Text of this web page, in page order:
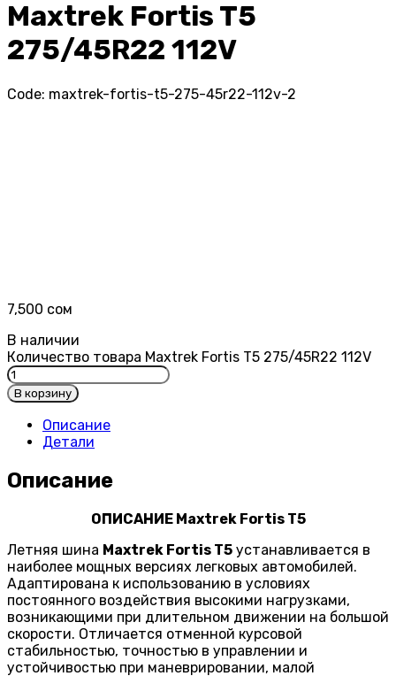
Maxtrek Fortis T5
275/45R22 112V
Code: maxtrek-fortis-t5-275-45r22-112v-2
7,500 сом
В наличии
Количество товара Maxtrek Fortis T5 275/45R22 112V
В корзину
Описание
Детали
Описание
ОПИСАНИЕMaxtrek Fortis T5
Летняя шина Maxtrek Fortis T5 устанавливается в
наиболее мощных версиях легковых автомобилей.
Адаптирована к использованию в условиях
постоянного воздействия высокими нагрузками,
возникающими при длительном движении на большой
скорости. Отличается отменной курсовой
стабильностью, точностью в управлении и
устойчивостью при маневрировании, малой